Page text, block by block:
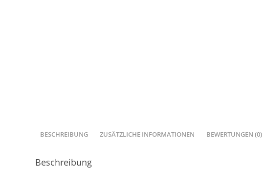
BESCHREIBUNG ZUSÄTZLICHE INFORMATIONEN BEWERTUNGEN (0)
Beschreibung